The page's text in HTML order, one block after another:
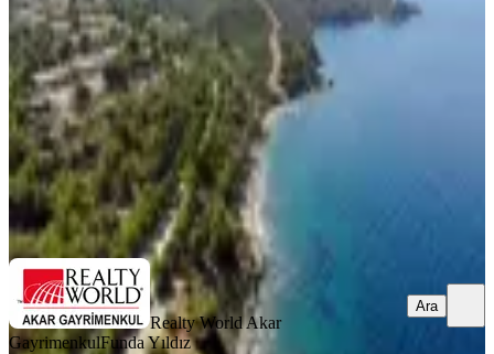
İzmir, Seferihisar
4+1 · 150 m² · Bahçe katı·
12.250.000 ₺
Realty World Akar Gayrimenkul Funda Yıldız
Ara
Realty World Akar
GayrimenkulFunda Yıldız
Ara